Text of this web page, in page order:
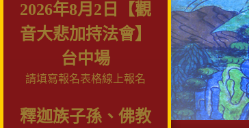
2026年8月2日【觀
音大悲加持法會】
台中場
請填寫報名表格線上報名
釋迦族子孫、佛教